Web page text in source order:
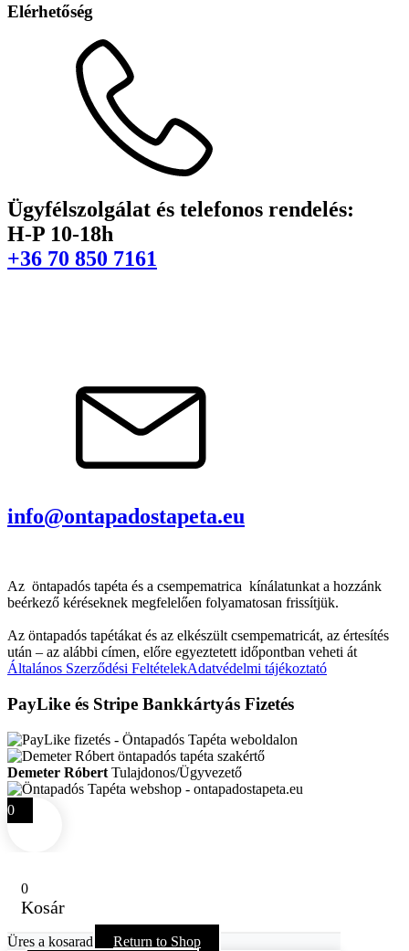
Elérhetőség
Ügyfélszolgálat és telefonos rendelés:
H-P 10-18h
+36 70 850 7161
info@ontapadostapeta.eu
Az öntapadós tapéta és a csempematrica kínálatunkat a hozzánk
beérkező kéréseknek megfelelően folyamatosan frissítjük.
Az öntapadós tapétákat és az elkészült csempematricát, az értesítés
után – az alábbi címen, előre egyeztetett időpontban veheti át
Általános Szerződési FeltételekAdatvédelmi tájékoztató
PayLike és Stripe Bankkártyás Fizetés
Demeter Róbert Tulajdonos/Ügyvezető
0
0
Kosár
Üres a kosarad Return to Shop